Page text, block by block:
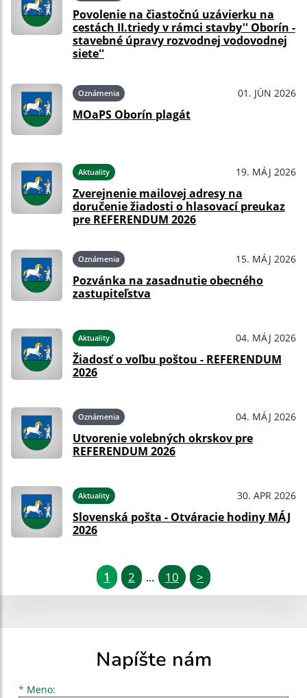
Povolenie na čiastočnú uzávierku na
cestách II.triedy v rámci stavby'' Oborín -
stavebné úpravy rozvodnej vodovodnej
siete''
Oznámenia 01. JÚN 2026
MOaPS Oborín plagát
Aktuality 19. MÁJ 2026
Zverejnenie mailovej adresy na
doručenie žiadosti o hlasovací preukaz
pre REFERENDUM 2026
Oznámenia 15. MÁJ 2026
Pozvánka na zasadnutie obecného
zastupiteľstva
Aktuality 04. MÁJ 2026
Žiadosť o voľbu poštou - REFERENDUM
2026
Oznámenia 04. MÁJ 2026
Utvorenie volebných okrskov pre
REFERENDUM 2026
Aktuality 30. APR 2026
Slovenská pošta - Otváracie hodiny MÁJ
2026
1 2 ... 10 >
Napíšte nám
* Meno:
Meno
Priezvisko
E-mailová adresa